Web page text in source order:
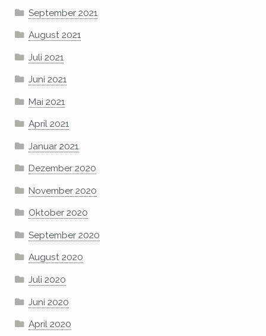
September 2021
August 2021
Juli 2021
Juni 2021
Mai 2021
April 2021
Januar 2021
Dezember 2020
November 2020
Oktober 2020
September 2020
August 2020
Juli 2020
Juni 2020
April 2020